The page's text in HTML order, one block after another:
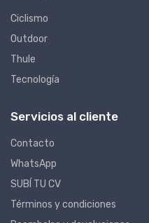
Ciclismo
Outdoor
Thule
Tecnología
Servicios al cliente
Contacto
WhatsApp
SUBÍ TU CV
Términos y condiciones